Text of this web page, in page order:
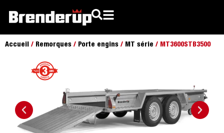
Accueil / Remorques / Porte engins / MT série / MT3600STB3500